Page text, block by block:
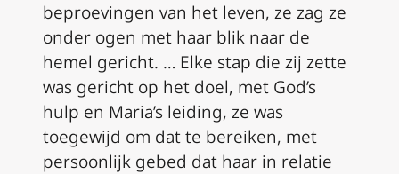
beproevingen van het leven, ze zag ze
onder ogen met haar blik naar de
hemel gericht. … Elke stap die zij zette
was gericht op het doel, met God’s
hulp en Maria’s leiding, ze was
toegewijd om dat te bereiken, met
persoonlijk gebed dat haar in relatie